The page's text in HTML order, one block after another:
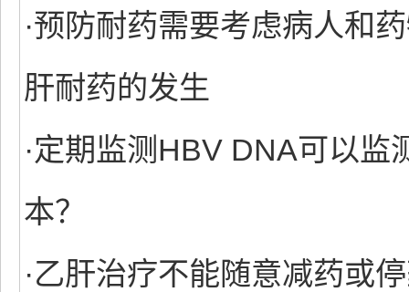
·预防耐药需要考虑病人和
肝耐药的发生
·定期监测HBV DNA可以监
本？
·乙肝治疗不能随意减药或